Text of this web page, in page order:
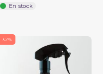
En stock
-32%